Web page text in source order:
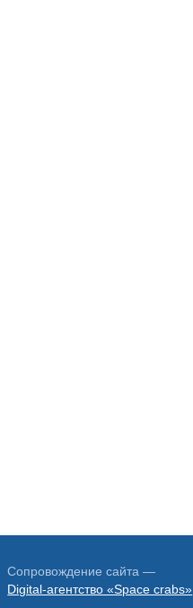
Сопровождение сайта —
Digital-агентство «Space crabs»